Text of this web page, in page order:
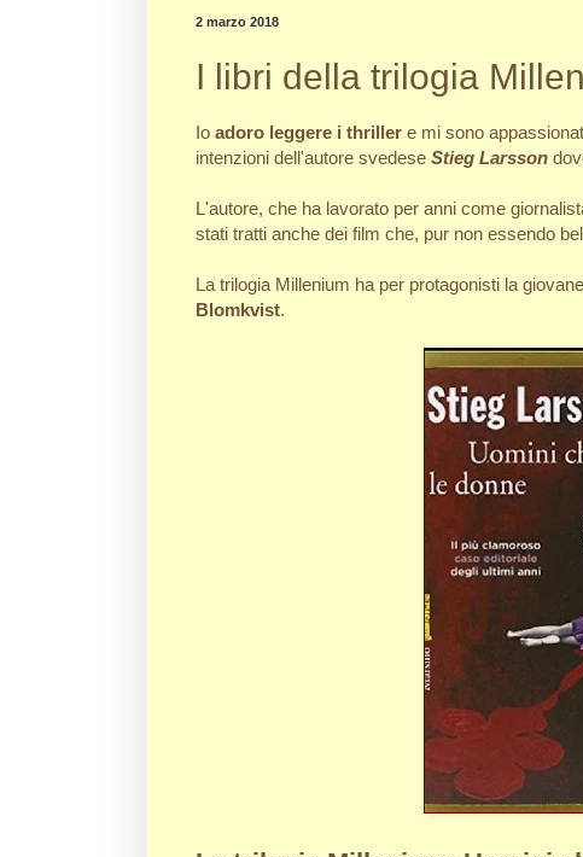
2 marzo 2018
I libri della trilogia
Io adoro leggere i thriller e mi sono
intenzioni dell'autore svedese Stieg Larsson
L'autore, che ha lavorato per anni come
stati tratti anche dei film che, pur non essendo
La trilogia Millenium ha per protagonisti la giovane
Blomkvist.